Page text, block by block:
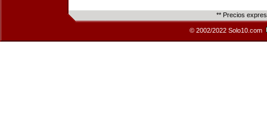
** Precios
© 2002/2022 Solo10.com